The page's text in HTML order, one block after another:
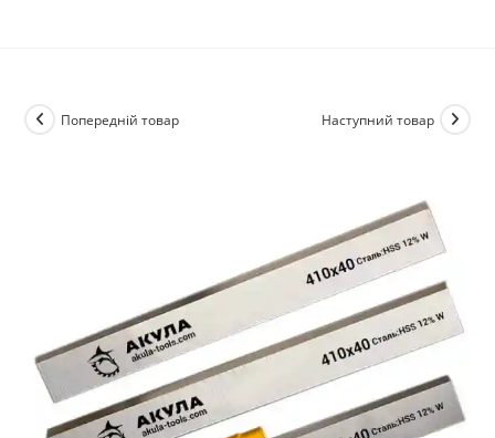
Попередній товар Наступний товар